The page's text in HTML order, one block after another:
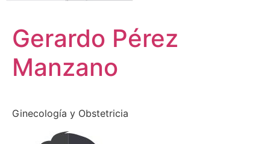
Gerardo Pérez
Manzano
Ginecología y Obstetricia